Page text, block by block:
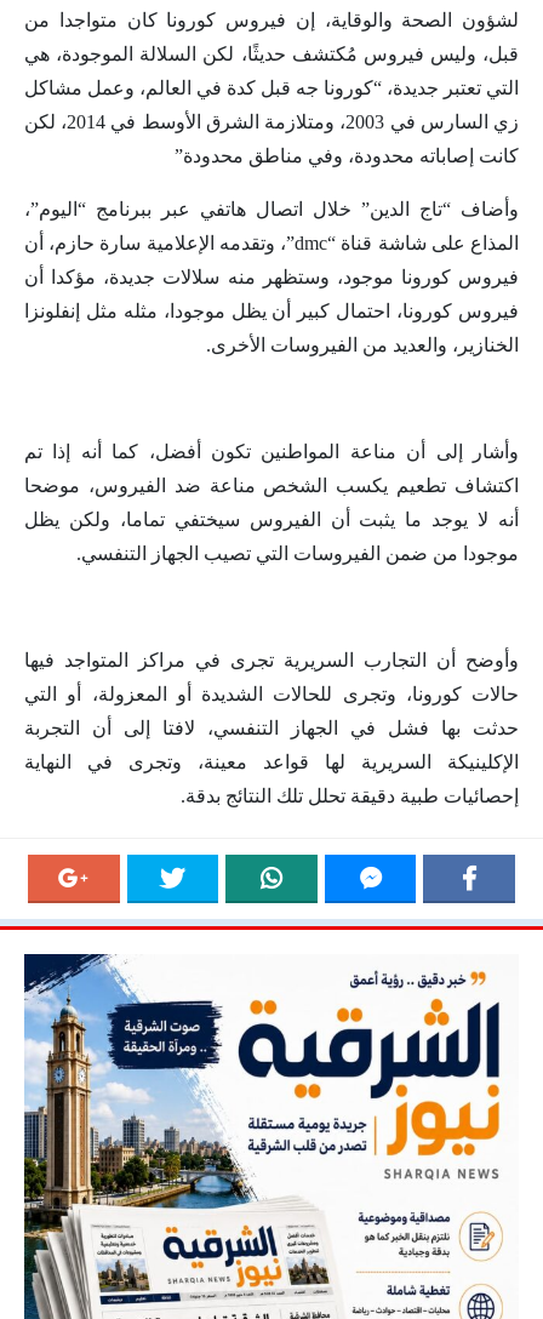
لشؤون الصحة والوقاية، إن فيروس كورونا كان متواجدا من
قبل، وليس فيروس مُكتشف حديثًا، لكن السلالة الموجودة، هي
التي تعتبر جديدة، “كورونا جه قبل كدة في العالم، وعمل مشاكل
زي السارس في 2003، ومتلازمة الشرق الأوسط في 2014، لكن
كانت إصاباته محدودة، وفي مناطق محدودة”
وأضاف “تاج الدين” خلال اتصال هاتفي عبر ببرنامج “اليوم”،
المذاع على شاشة قناة “dmc”، وتقدمه الإعلامية سارة حازم، أن
فيروس كورونا موجود، وستظهر منه سلالات جديدة، مؤكدا أن
فيروس كورونا، احتمال كبير أن يظل موجودا، مثله مثل إنفلونزا
الخنازير، والعديد من الفيروسات الأخرى.
وأشار إلى أن مناعة المواطنين تكون أفضل، كما أنه إذا تم
اكتشاف تطعيم يكسب الشخص مناعة ضد الفيروس، موضحا
أنه لا يوجد ما يثبت أن الفيروس سيختفي تماما، ولكن يظل
موجودا من ضمن الفيروسات التي تصيب الجهاز التنفسي.
وأوضح أن التجارب السريرية تجرى في مراكز المتواجد فيها
حالات كورونا، وتجرى للحالات الشديدة أو المعزولة، أو التي
حدثت بها فشل في الجهاز التنفسي، لافتا إلى أن التجربة
الإكلينيكة السريرية لها قواعد معينة، وتجرى في النهاية
إحصائيات طبية دقيقة تحلل تلك النتائج بدقة.